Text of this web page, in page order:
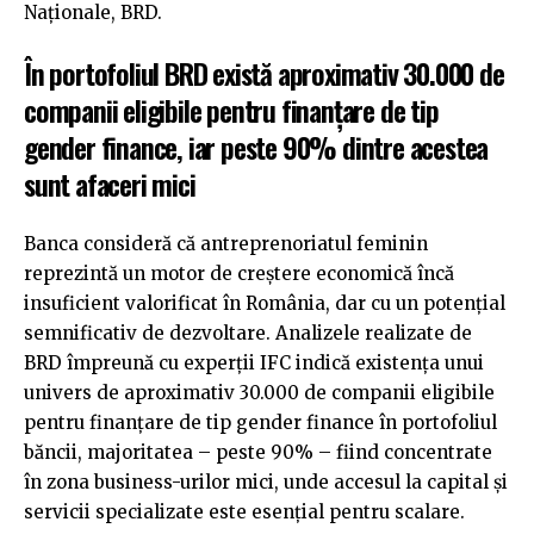
Naționale, BRD.
În portofoliul BRD există aproximativ 30.000 de
companii eligibile pentru finanțare de tip
gender finance, iar peste 90% dintre acestea
sunt afaceri mici
Banca consideră că antreprenoriatul feminin
reprezintă un motor de creștere economică încă
insuficient valorificat în România, dar cu un potențial
semnificativ de dezvoltare. Analizele realizate de
BRD împreună cu experții IFC indică existența unui
univers de aproximativ 30.000 de companii eligibile
pentru finanțare de tip gender finance în portofoliul
băncii, majoritatea – peste 90% – fiind concentrate
în zona business-urilor mici, unde accesul la capital și
servicii specializate este esențial pentru scalare.